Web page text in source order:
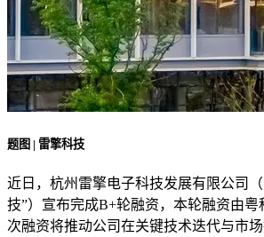
题图 | 雷擎科技
近日，杭州雷擎电子科技发展有限公司
技”）宣布完成B+轮融资，本轮融资由
次融资将推动公司在关键技术迭代与市